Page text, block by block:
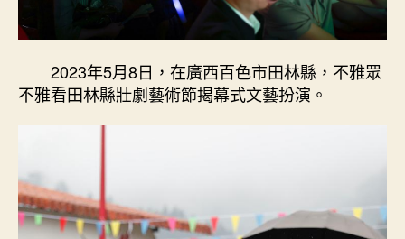
2023年5月8日，在廣西百色市田林縣，不雅眾
不雅看田林縣壯劇藝術節揭幕式文藝扮演。